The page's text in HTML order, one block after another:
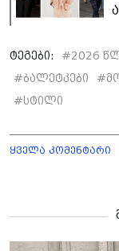
ტეგები: #2026
#ბალეტკები #
#სტილი
ყველა კომენტარი